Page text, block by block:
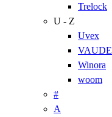
Trelock
U - Z
Uvex
VAUDE
Winora
woom
#
A